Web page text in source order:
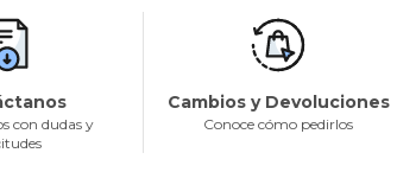
con dudas y
Cambios y Devoluciones
Conoce cómo pedirlos